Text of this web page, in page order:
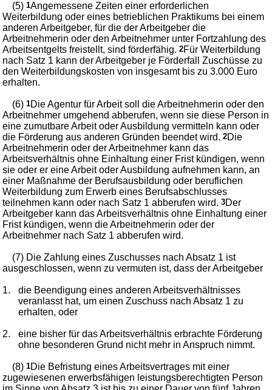
(5)1Angemessene Zeiten einer erforderlichen
Weiterbildung oder eines betrieblichen Praktikums bei einem
anderen Arbeitgeber, für die der Arbeitgeber die
Arbeitnehmerin oder den Arbeitnehmer unter Fortzahlung des
Arbeitsentgelts freistellt, sind förderfähig.2Für Weiterbildung
nach Satz 1 kann der Arbeitgeber je Förderfall Zuschüsse zu
den Weiterbildungskosten von insgesamt bis zu 3.000 Euro
erhalten.
(6)1Die Agentur für Arbeit soll die Arbeitnehmerin oder den
Arbeitnehmer umgehend abberufen, wenn sie diese Person in
eine zumutbare Arbeit oder Ausbildung vermitteln kann oder
die Förderung aus anderen Gründen beendet wird.2Die
Arbeitnehmerin oder der Arbeitnehmer kann das
Arbeitsverhältnis ohne Einhaltung einer Frist kündigen, wenn
sie oder er eine Arbeit oder Ausbildung aufnehmen kann, an
einer Maßnahme der Berufsausbildung oder beruflichen
Weiterbildung zum Erwerb eines Berufsabschlusses
teilnehmen kann oder nach Satz 1 abberufen wird.3Der
Arbeitgeber kann das Arbeitsverhältnis ohne Einhaltung einer
Frist kündigen, wenn die Arbeitnehmerin oder der
Arbeitnehmer nach Satz 1 abberufen wird.
(7) Die Zahlung eines Zuschusses nach Absatz 1 ist
ausgeschlossen, wenn zu vermuten ist, dass der Arbeitgeber
1.
die Beendigung eines anderen Arbeitsverhältnisses
veranlasst hat, um einen Zuschuss nach Absatz 1 zu
erhalten, oder
2.
eine bisher für das Arbeitsverhältnis erbrachte Förderung
ohne besonderen Grund nicht mehr in Anspruch nimmt.
(8)1Die Befristung eines Arbeitsvertrages mit einer
zugewiesenen erwerbsfähigen leistungsberechtigten Person